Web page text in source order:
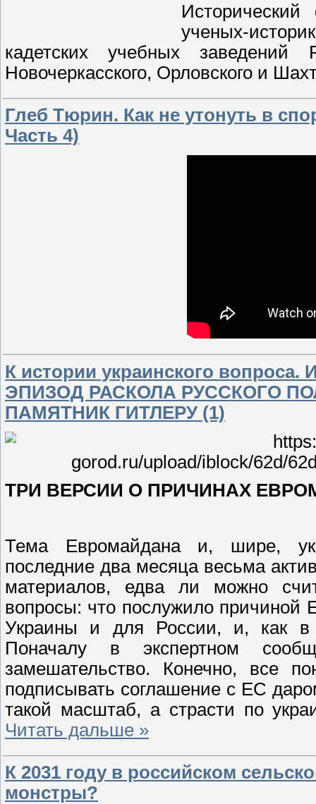
ученых-
кадетских учебных заведений
Новочеркасского, Орловского и
Глеб Тюрин. Как не утонуть в
Часть 4)
К истории украинского
ЭПИЗОД РАСКОЛА РУССКОГО
ПАМЯТНИК ГИТЛЕРУ (1)
ТРИ ВЕРСИИ О ПРИЧИНАХ
Тема Евромайдана и, шире,
последние два месяца весьма
материалов, едва ли можно
вопросы: что послужило причиной
Украины и для России, и, как в
Поначалу в экспертном
замешательство. Конечно, все
подписывать соглашение с ЕС
такой масштаб, а страсти по
Читать дальше »
К 2031 году в российском
монстры?